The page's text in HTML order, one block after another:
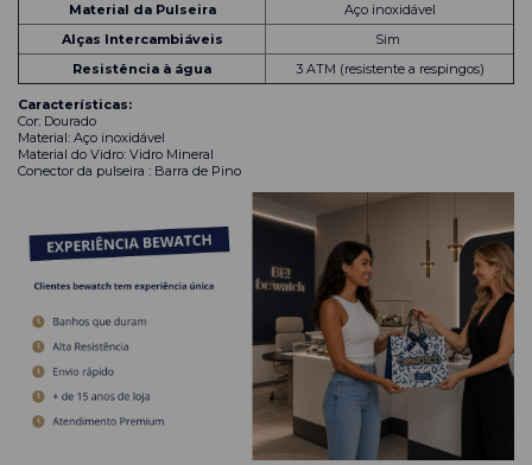
Material da Pulseira
Aço inoxidável
Alças Intercambiáveis
Sim
Resistência à água
3 ATM (resistente a respingos)
Características:
Cor: Dourado
Material: Aço inoxidável
Material do Vidro: Vidro Mineral
Conector da pulseira : Barra de Pino